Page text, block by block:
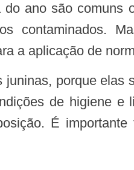
ano são
contaminados.
a aplicação de
de higiene
É